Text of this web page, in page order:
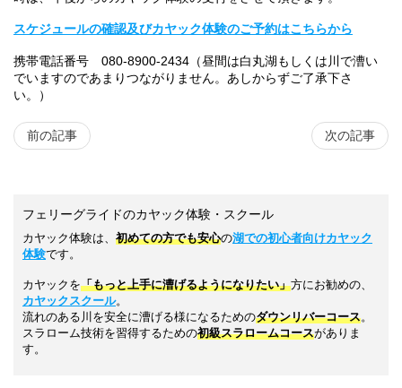
スケジュールの確認及びカヤック体験のご予約はこちらから
携帯電話番号 080-8900-2434（昼間は白丸湖もしくは川で漕い
でいますのであまりつながりません。あしからずご了承下さ
い。）
前の記事 次の記事
フェリーグライドのカヤック体験・スクール
カヤック体験は、 初めての方でも安心の湖での初心者向けカヤック
体験です。
カヤックを「もっと上手に漕げるようになりたい」方にお勧めの、
カヤックスクール。
流れのある川を安全に漕げる様になるためのダウンリバーコース。
スラローム技術を習得するための初級スラロームコースがありま
す。